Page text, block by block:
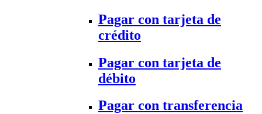
Pagar con tarjeta de
crédito
Pagar con tarjeta de
débito
Pagar con transferencia